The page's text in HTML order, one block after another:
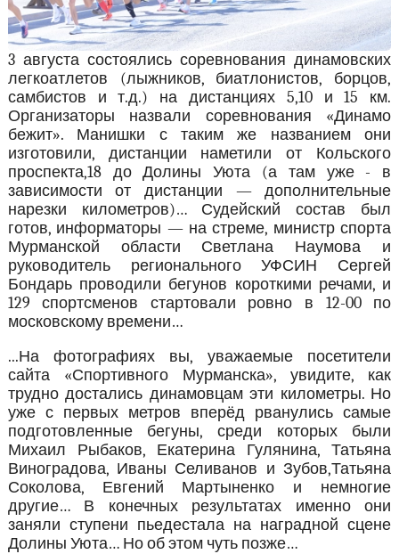
3 августа состоялись соревнования динамовских
легкоатлетов (лыжников, биатлонистов, борцов,
самбистов и т.д.) на дистанциях 5,10 и 15 км.
Организаторы назвали соревнования «Динамо
бежит». Манишки с таким же названием они
изготовили, дистанции наметили от Кольского
проспекта,18 до Долины Уюта (а там уже - в
зависимости от дистанции — дополнительные
нарезки километров)… Судейский состав был
готов, информаторы — на стреме, министр спорта
Мурманской области Светлана Наумова и
руководитель регионального УФСИН Сергей
Бондарь проводили бегунов короткими речами, и
129 спортсменов стартовали ровно в 12-00 по
московскому времени…
...На фотографиях вы, уважаемые посетители
сайта «Спортивного Мурманска», увидите, как
трудно достались динамовцам эти километры. Но
уже с первых метров вперёд рванулись самые
подготовленные бегуны, среди которых были
Михаил Рыбаков, Екатерина Гулянина, Татьяна
Виноградова, Иваны Селиванов и Зубов,Татьяна
Соколова, Евгений Мартыненко и немногие
другие… В конечных результатах именно они
заняли ступени пьедестала на наградной сцене
Долины Уюта… Но об этом чуть позже…